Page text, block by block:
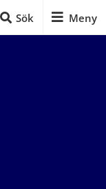
Sök Meny